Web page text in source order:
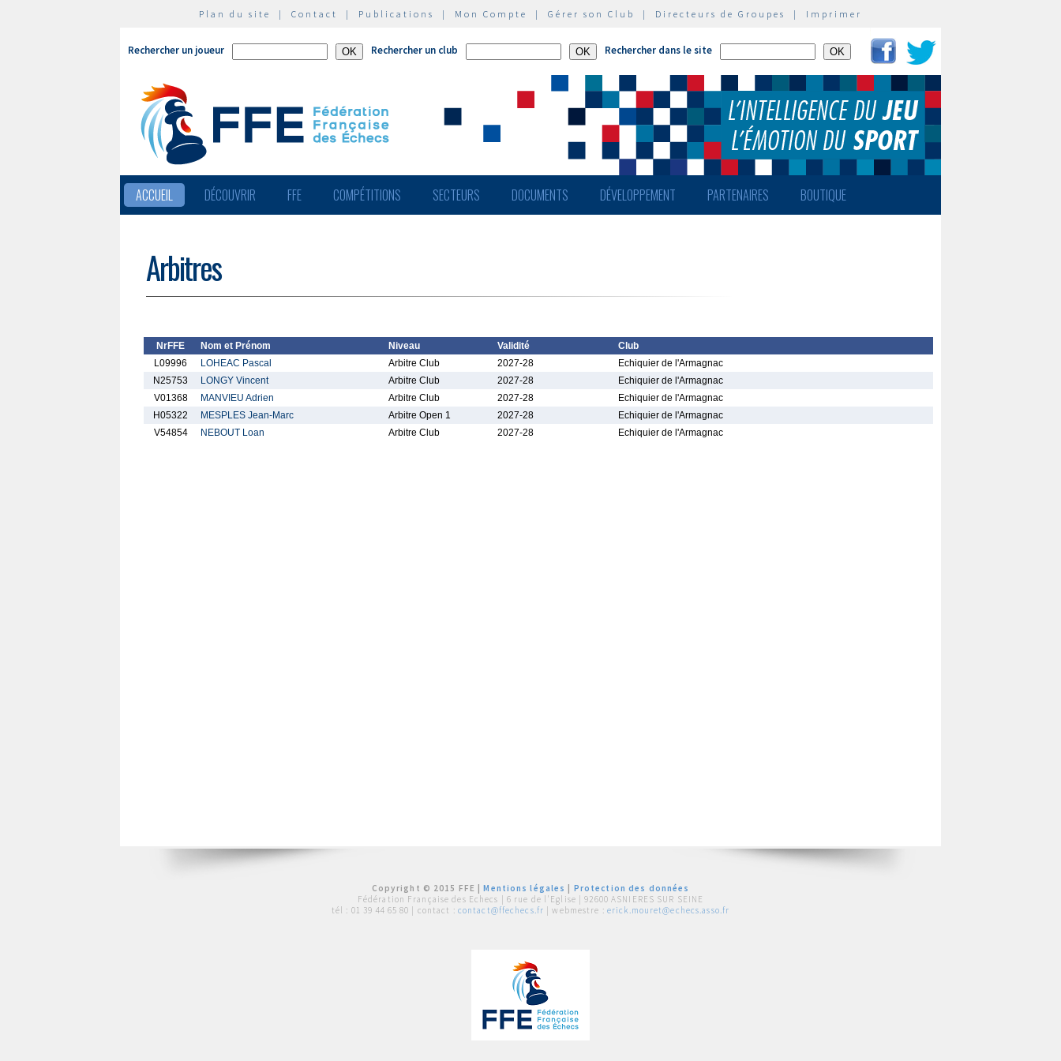
Plan du site | Contact | Publications | Mon Compte | Gérer son Club | Directeurs de Groupes | Imprimer
Rechercher un joueur Rechercher un club Rechercher dans le site
ACCUEIL DÉCOUVRIR FFE COMPÉTITIONS SECTEURS DOCUMENTS DÉVELOPPEMENT PARTENAIRES BOUTIQUE
Arbitres
NrFFE Nom et Prénom Niveau Validité
Club
L09996
LOHEAC Pascal Arbitre Club 2027-28
Echiquier de l'Armagnac
N25753
LONGY Vincent Arbitre Club 2027-28
Echiquier de l'Armagnac
V01368
MANVIEU Adrien Arbitre Club 2027-28
Echiquier de l'Armagnac
H05322
MESPLES Jean-Marc Arbitre Open 1 2027-28
Echiquier de l'Armagnac
V54854
NEBOUT Loan Arbitre Club 2027-28 Echiquier de l'Armagnac
Copyright © 2015 FFE |Mentions légales
Protection des données
Fédération Française des Echecs | 6 rue de l'Eglise | 92600 ASNIERES SUR SEINE
tél : 01 39 44 65 80 | contact : contact@ffechecs.fr | webmestre : erick.mouret@echecs.asso.fr